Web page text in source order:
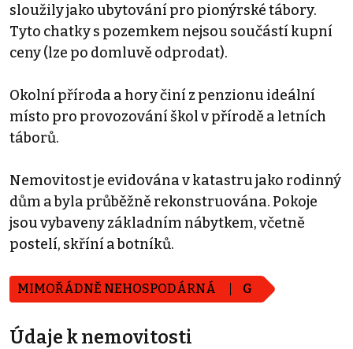
sloužily jako ubytování pro pionýrské tábory.
Tyto chatky s pozemkem nejsou součástí kupní
ceny (lze po domluvě odprodat).
Okolní příroda a hory činí z penzionu ideální
místo pro provozování škol v přírodě a letních
táborů.
Nemovitost je evidována v katastru jako rodinný
dům a byla průběžně rekonstruována. Pokoje
jsou vybaveny základním nábytkem, včetně
postelí, skříní a botníků.
MIMOŘÁDNĚ NEHOSPODÁRNÁ G
Údaje k nemovitosti